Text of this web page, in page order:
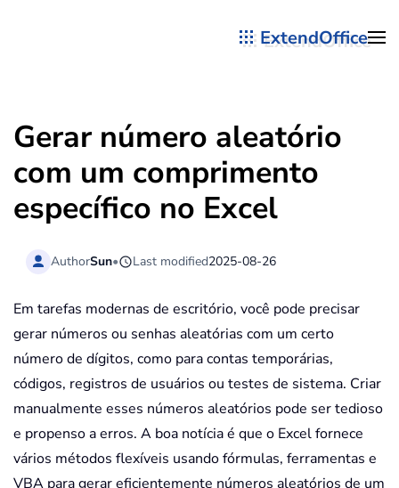
ExtendOffice
Gerar número aleatório
com um comprimento
específico no Excel
AuthorSun• Last modified2025-08-26
Em tarefas modernas de escritório, você pode precisar
gerar números ou senhas aleatórias com um certo
número de dígitos, como para contas temporárias,
códigos, registros de usuários ou testes de sistema. Criar
manualmente esses números aleatórios pode ser tedioso
e propenso a erros. A boa notícia é que o Excel fornece
vários métodos flexíveis usando fórmulas, ferramentas e
VBA para gerar eficientemente números aleatórios de um